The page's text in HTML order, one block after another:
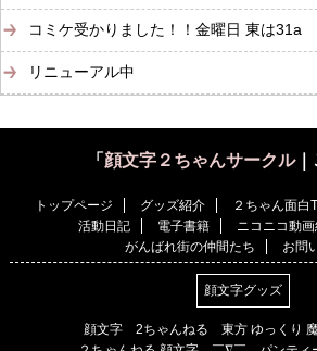
コミケ受かりました！！金曜日 東は31a
リニューアル中
「 顔文字２ちゃんサークル｜
トップページ グッズ紹介 ２ちゃん面白
活動日記
電子書籍 ニコニコ動
がんばれ街の仲間たち
お問
顔文字グッズ
顔文字 2ちゃんねる 東方 ゆっくり